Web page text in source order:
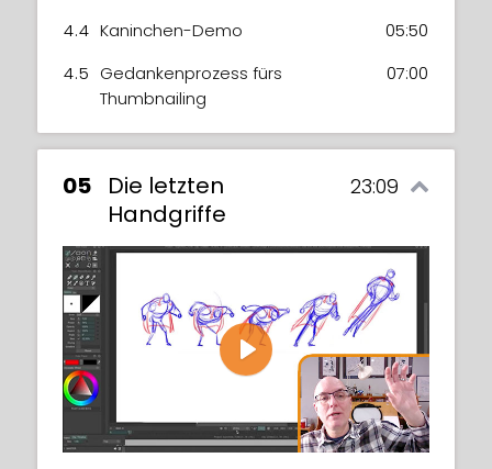
4.4 Kaninchen-Demo
05:50
4.5 Gedankenprozess fürs
Thumbnailing
07:00
05
Die letzten
Handgriffe
23:09
Play